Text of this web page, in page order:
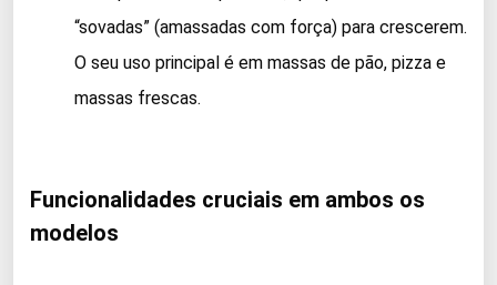
“sovadas” (amassadas com força) para crescerem.
O seu uso principal é em massas de pão, pizza e
massas frescas.
Funcionalidades cruciais em ambos os
modelos